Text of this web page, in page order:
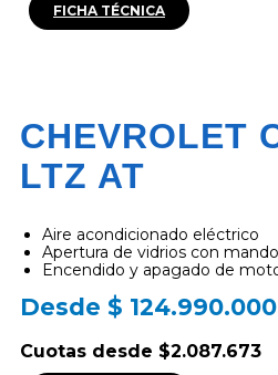
FICHA TÉCNICA
CHEVROLET
LTZ AT
Aire acondicionado eléctrico
Apertura de vidrios con
Encendido y apagado de
Desde $
Cuotas desde $2.087.673